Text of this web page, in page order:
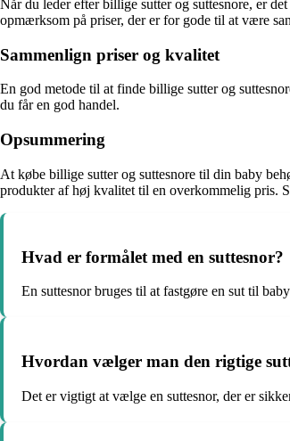
Når du leder efter billige sutter og suttesnore, er
opmærksom på priser, der er for gode til at være
Sammenlign priser og kvalitet
En god metode til at finde billige sutter og
du får en god handel.
Opsummering
At købe billige sutter og suttesnore til din baby
produkter af høj kvalitet til en overkommelig pris.
Hvad er formålet med en suttesnor?
En suttesnor bruges til at fastgøre en sut til
Hvordan vælger man den rigtige
Det er vigtigt at vælge en suttesnor, der er